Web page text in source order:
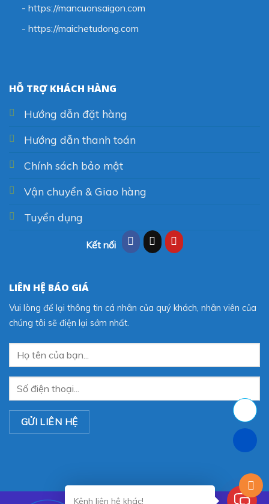
- https://mancuonsaigon.com
- https://maichetudong.com
HỖ TRỢ KHÁCH HÀNG
Hướng dẫn đặt hàng
Hướng dẫn thanh toán
Chính sách bảo mật
Vận chuyển & Giao hàng
Tuyển dụng
Kết nối
LIÊN HỆ BÁO GIÁ
Vui lòng để lại thông tin cá nhân của quý khách, nhân viên của
chúng tôi sẽ điện lại sớm nhất.
Kênh liên hệ khác!